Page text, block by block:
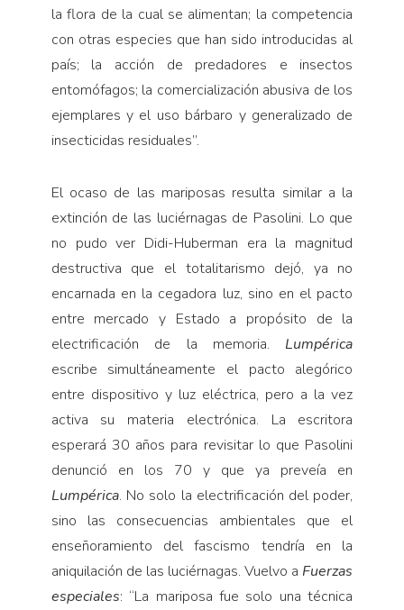
la flora de la cual se alimentan; la competencia
con otras especies que han sido introducidas al
país; la acción de predadores e insectos
entomófagos; la comercialización abusiva de los
ejemplares y el uso bárbaro y generalizado de
insecticidas residuales”.
El ocaso de las mariposas resulta similar a la
extinción de las luciérnagas de Pasolini. Lo que
no pudo ver Didi-Huberman era la magnitud
destructiva que el totalitarismo dejó, ya no
encarnada en la cegadora luz, sino en el pacto
entre mercado y Estado a propósito de la
electrificación de la memoria. Lumpérica
escribe simultáneamente el pacto alegórico
entre dispositivo y luz eléctrica, pero a la vez
activa su materia electrónica. La escritora
esperará 30 años para revisitar lo que Pasolini
denunció en los 70 y que ya preveía en
Lumpérica. No solo la electrificación del poder,
sino las consecuencias ambientales que el
enseñoramiento del fascismo tendría en la
aniquilación de las luciérnagas. Vuelvo a Fuerzas
especiales: “La mariposa fue solo una técnica